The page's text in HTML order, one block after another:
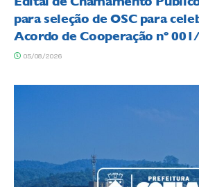
para seleção de OSC para
Acordo de Cooperação nº
05/08/2026